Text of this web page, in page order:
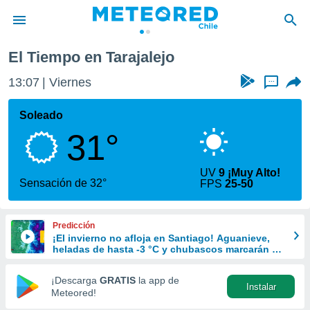
de
por
que se
calidad.
a este
las
y
forma
digital
basada
El Tiempo en Tarajalejo
13:07 Viernes ...
Soleado
31°
Sensación de 32°
UV9 ¡Muy Alto!
FPS25-50
Predicción
¡El invierno no afloja en Santiago! Aguanieve,
heladas de hasta -3 °C y chubascos marcarán el
¡Descarga GRATIS la app de
Meteored!
Instalar